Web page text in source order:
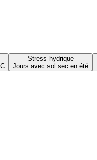
Stress hydrique
Jours avec sol sec en été